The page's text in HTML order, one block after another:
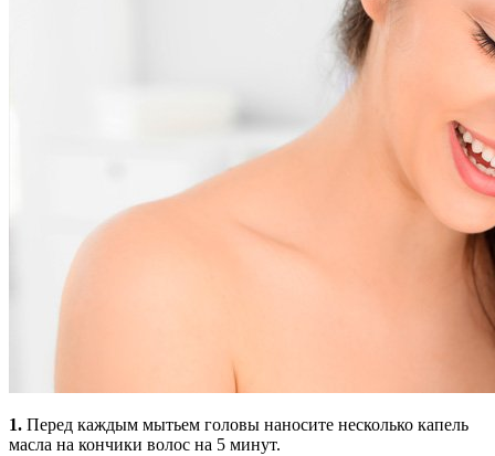
1. Перед каждым мытьем головы наносите несколько капель
масла на кончики волос на 5 минут.